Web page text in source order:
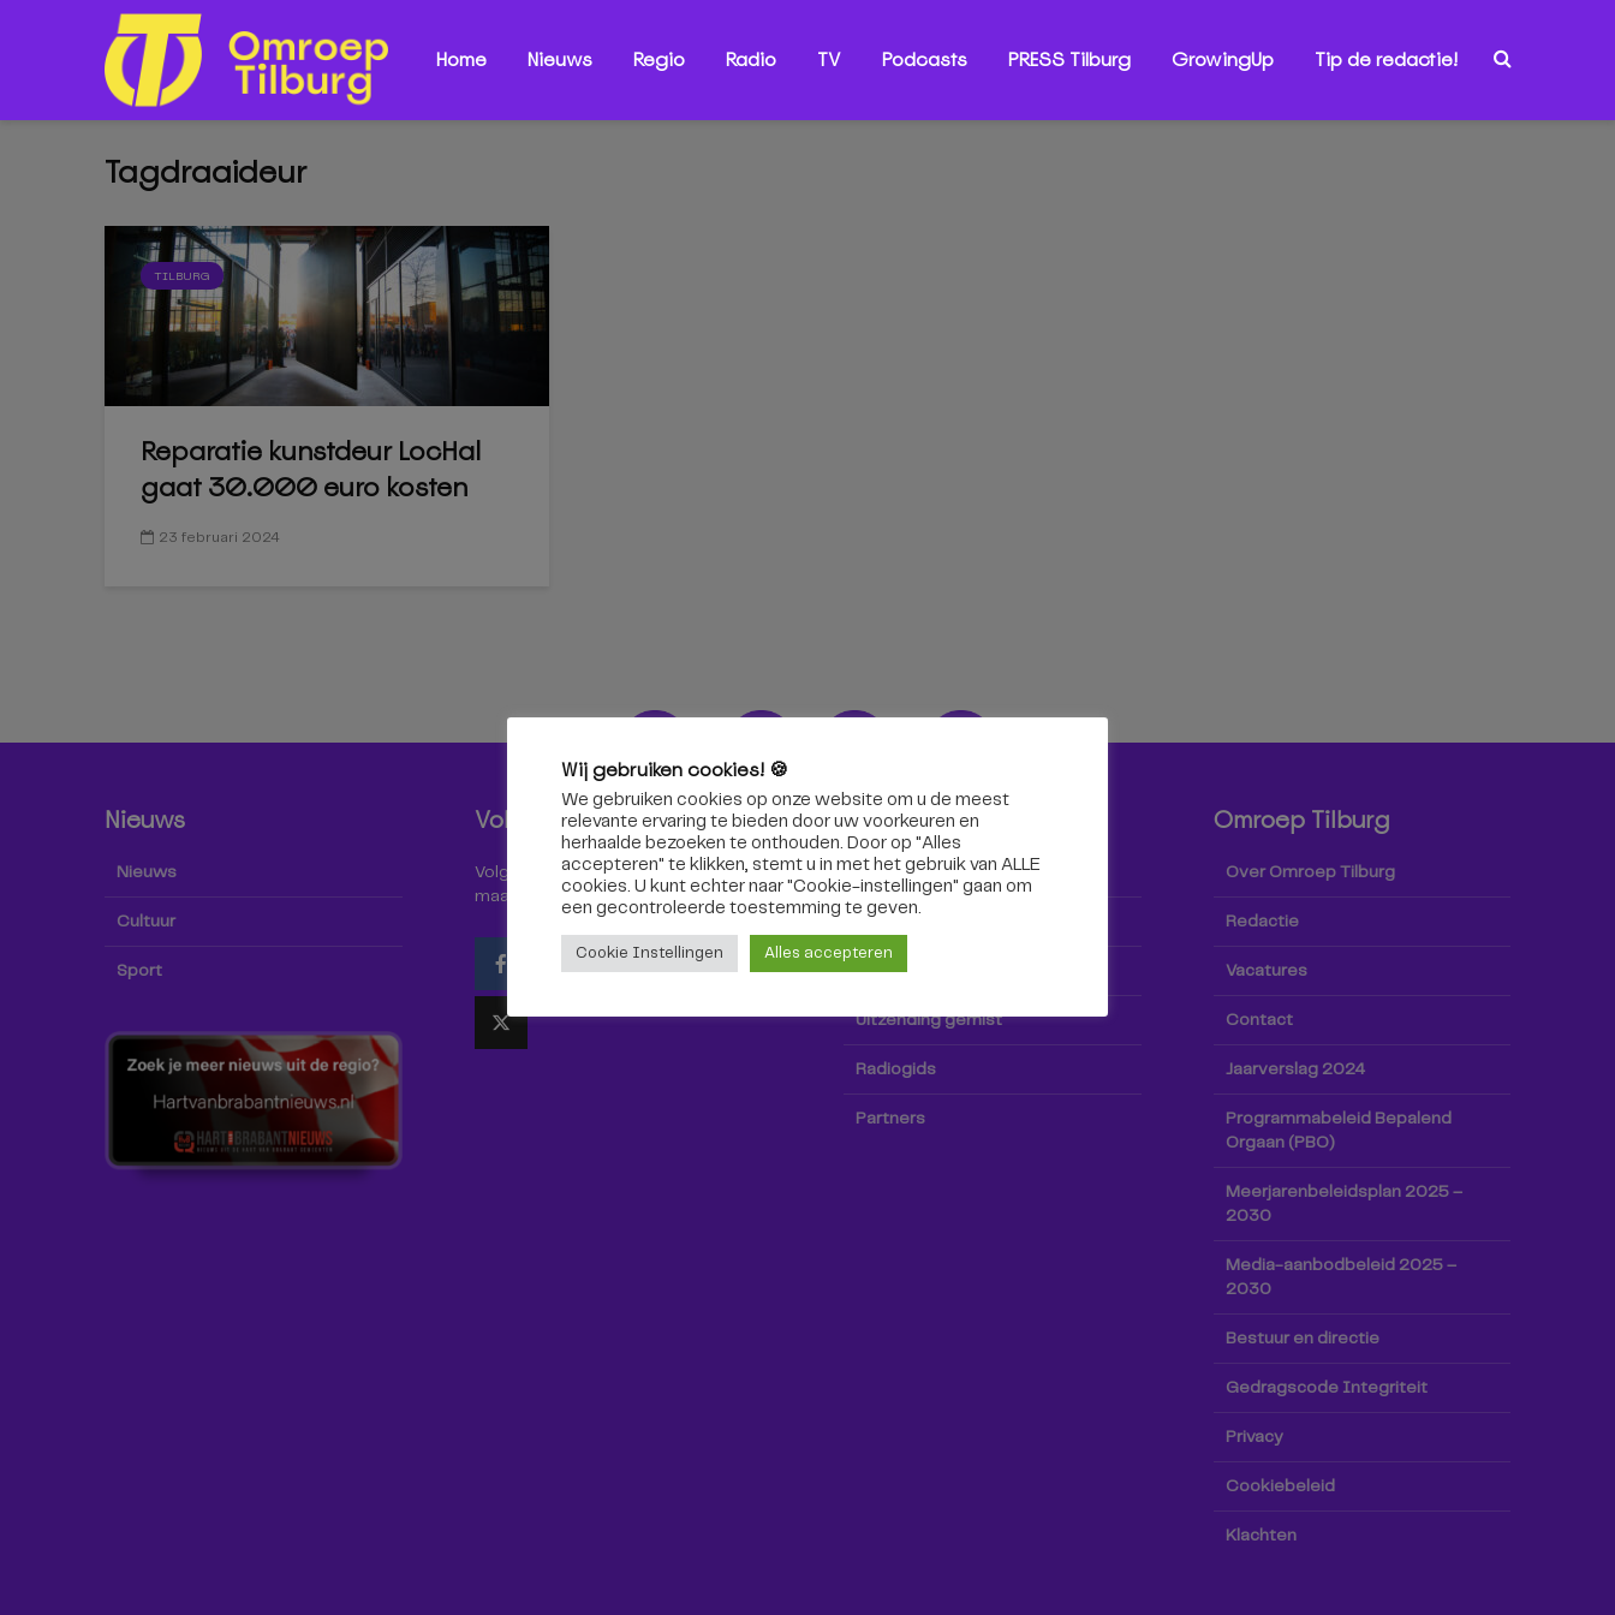
Home Nieuws Regio Radio TV Podcasts PRESS Tilburg GrowingUp Tip de redactie!
Tagdraaideur
TILBURG
Reparatie kunstdeur LocHal
gaat 30.000 euro kosten
23 februari 2024
Nieuws
Nieuws
Cultuur
Sport
Volg ons!
Volg Omroep Tilburg niet alleen hier,
maar ook via social media!
Radio & TV
Kijk tv
Radio
TV-gids
Uitzending gemist
Radiogids
Partners
Omroep Tilburg
Over Omroep Tilburg
Redactie
Vacatures
Contact
Jaarverslag 2024
Programmabeleid Bepalend
Orgaan (PBO)
Meerjarenbeleidsplan 2025 –
2030
Media-aanbodbeleid 2025 –
2030
Bestuur en directie
Gedragscode Integriteit
Privacy
Cookiebeleid
Klachten
Wij gebruiken cookies! 🍪
We gebruiken cookies op onze website om u de meest
relevante ervaring te bieden door uw voorkeuren en
herhaalde bezoeken te onthouden. Door op "Alles
accepteren" te klikken, stemt u in met het gebruik van ALLE
cookies. U kunt echter naar "Cookie-instellingen" gaan om
een ​​gecontroleerde toestemming te geven.
Cookie Instellingen Alles accepteren